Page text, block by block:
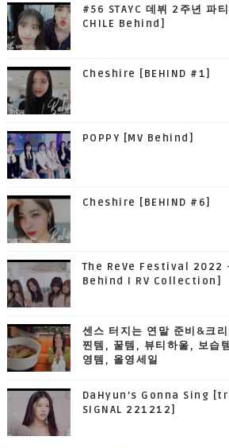
#56 STAYC 데뷔 2주년 파
CHILE Behind]
Cheshire [BEHIND #1]
POPPY [MV Behind]
Cheshire [BEHIND #6]
The ReVe Festival
Behind I RV Collection]
센스 터지는 연말 준비&크
찐템, 꿀템, 뷰티하울, 보습
영템, 올영세일
DaHyun’s Gonna Sing
SIGNAL 221212]